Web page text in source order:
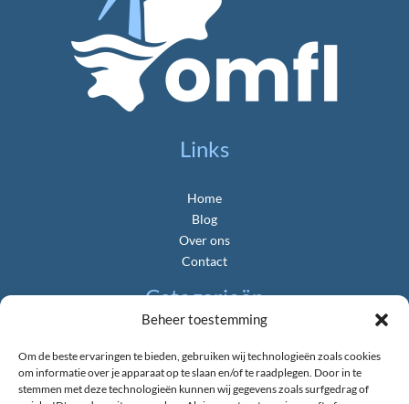
Beheer toestemming
Om de beste ervaringen te bieden, gebruiken wij technologieën zoals cookies
om informatie over je apparaat op te slaan en/of te raadplegen. Door in te
stemmen met deze technologieën kunnen wij gegevens zoals surfgedrag of
Links
Home
Blog
Over ons
Contact
Categorieën
Gemeente & Politiek
Landbouw & Platteland